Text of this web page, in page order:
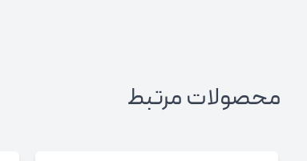
محصولات مرتبط